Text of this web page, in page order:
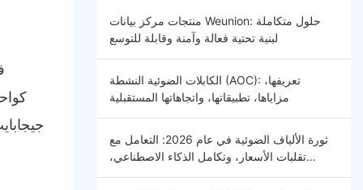
منتجات مركز بيانات Weunion: حلول متكاملة
لبنية تحتية فعالة وآمنة وقابلة للتوسع
الكابلات الضوئية النشطة (AOC): تعريفها،
مزاياها، تطبيقاتها، واتجاهاتها المستقبلية
ثورة الألياف الضوئية في عام 2026: التعامل مع
تقلبات الأسعار، وتكامل الذكاء الاصطناعي،